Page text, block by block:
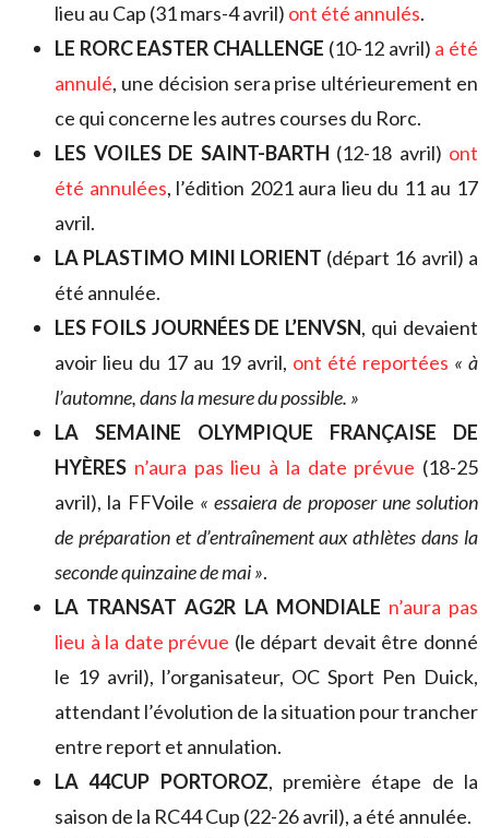
lieu au Cap (31 mars-4 avril) ont été annulés.
LE RORC EASTER CHALLENGE (10-12 avril) a été
annulé, une décision sera prise ultérieurement en
ce qui concerne les autres courses du Rorc.
LES VOILES DE SAINT-BARTH (12-18 avril) ont
été annulées, l’édition 2021 aura lieu du 11 au 17
avril.
LA PLASTIMO MINI LORIENT (départ 16 avril) a
été annulée.
LES FOILS JOURNÉES DE L’ENVSN, qui devaient
avoir lieu du 17 au 19 avril, ont été reportées « à
l’automne, dans la mesure du possible. »
LA SEMAINE OLYMPIQUE FRANÇAISE DE
HYÈRES n’aura pas lieu à la date prévue (18-25
avril), la FFVoile « essaiera de proposer une solution
de préparation et d’entraînement aux athlètes dans la
seconde quinzaine de mai ».
LA TRANSAT AG2R LA MONDIALE n’aura pas
lieu à la date prévue (le départ devait être donné
le 19 avril), l’organisateur, OC Sport Pen Duick,
attendant l’évolution de la situation pour trancher
entre report et annulation.
LA 44CUP PORTOROZ, première étape de la
saison de la RC44 Cup (22-26 avril), a été annulée.